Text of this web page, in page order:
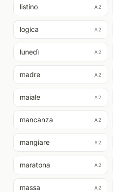
listino A2
logica A2
lunedì A2
madre A2
maiale A2
mancanza A2
mangiare A2
maratona A2
massa A2